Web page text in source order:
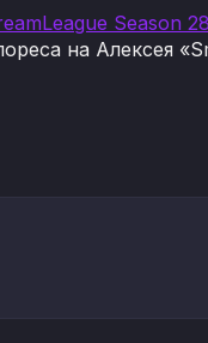
Season
на Алексея